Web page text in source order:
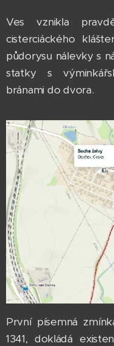
Ves vznikla
cisterciáckého
půdorysu nálevky s
statky s
bránami do dvora.
První písemná
1341, dokládá